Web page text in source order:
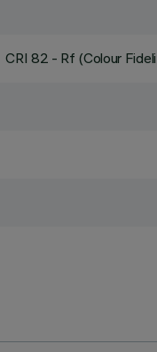
CRI 82 - Rf (Colour